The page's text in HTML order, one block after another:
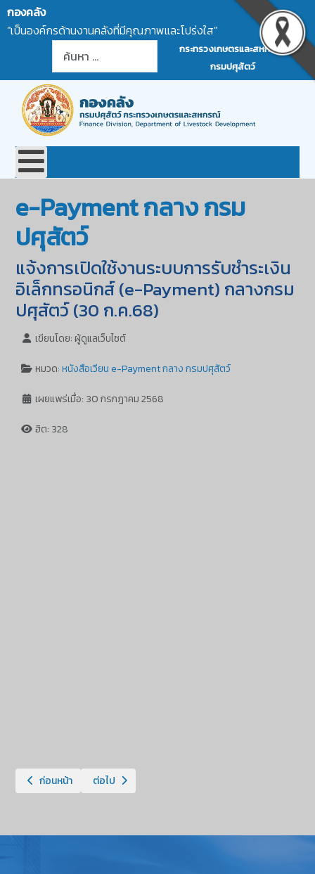
กองคลัง
"เป็นองค์กรด้านงานคลังที่มีคุณภาพและโปร่งใส"
กระทรวงเกษตรและสหกรณ์
กรมปศุสัตว์
e-Payment กลาง กรม
ปศุสัตว์
แจ้งการเปิดใช้งานระบบการรับชำระเงิน
อิเล็กทรอนิกส์ (e-Payment) กลางกรม
ปศุสัตว์ (30 ก.ค.68)
เขียนโดย: ผู้ดูแลเว็บไซต์
หมวด:หนังสือเวียน e-Payment กลาง กรมปศุสัตว์
เผยแพร่เมื่อ: 30 กรกฎาคม 2568
ฮิต: 328
เนื้อหาก่อนหน้า: แนวทางวิธีปฏิบัติในการนำส่งเงิน ผ่านระบบการรับชำร
ก่อนหน้า เนื้อหาถัดไป: แจ้งเปิดให้บริการใบเสร็จรับเงินอิเล็กท
ต่อไป